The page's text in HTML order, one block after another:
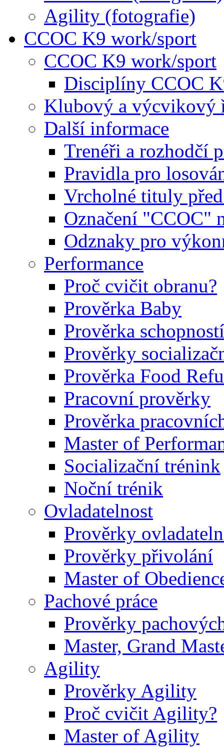
Agility (fotografie)
CCOC K9 work/sport
CCOC K9 work/sport
Disciplíny CCOC
Klubový a výcvikový
Další informace
Trenéři a rozhodčí
Pravidla pro
Vrcholné tituly
Označení "CCOC"
Odznaky pro
Performance
Proč cvičit obranu?
Prověrka Baby
Prověrka
Prověrky
Prověrka Food
Pracovní prověrky
Prověrka
Master of
Socializační trénink
Noční trénik
Ovladatelnost
Prověrky
Prověrky přivolání
Master of
Pachové práce
Prověrky
Master, Grand
Agility
Prověrky Agility
Proč cvičit Agility?
Master of Agility